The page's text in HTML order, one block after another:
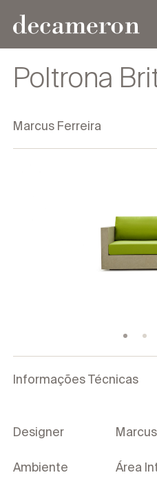
Poltrona
Marcus Ferreira
Informações Técnicas
Designer
Ambiente Área